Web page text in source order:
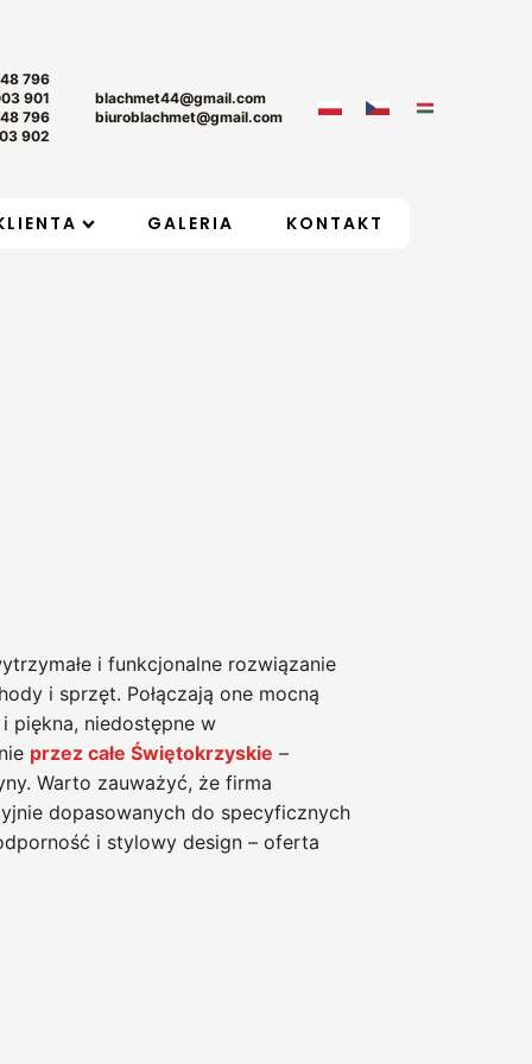
796
901
796
902
blachmet44@gmail.com
biuroblachmet@gmail.com
GALERIA KONTAKT
i funkcjonalne rozwiązanie
i sprzęt. Połączają one mocną
piękna, niedostępne w
przez całe Świętokrzyskie –
Warto zauważyć, że firma
dopasowanych do specyficznych
i stylowy design – oferta